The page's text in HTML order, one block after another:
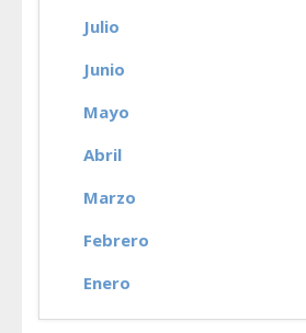
Julio
Junio
Mayo
Abril
Marzo
Febrero
Enero